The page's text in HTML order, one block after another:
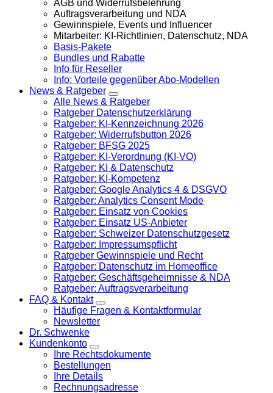
AGB und Widerrufsbelehrung
Auftragsverarbeitung und NDA
Gewinnspiele, Events und Influencer
Mitarbeiter: KI-Richtlinien, Datenschutz, NDA
Basis-Pakete
Bundles und Rabatte
Info für Reseller
Info: Vorteile gegenüber Abo-Modellen
News & Ratgeber
Alle News & Ratgeber
Ratgeber Datenschutzerklärung
Ratgeber: KI-Kennzeichnung 2026
Ratgeber: Widerrufsbutton 2026
Ratgeber: BFSG 2025
Ratgeber: KI-Verordnung (KI-VO)
Ratgeber: KI & Datenschutz
Ratgeber: KI-Kompetenz
Ratgeber: Google Analytics 4 & DSGVO
Ratgeber: Analytics Consent Mode
Ratgeber: Einsatz von Cookies
Ratgeber: Einsatz US-Anbieter
Ratgeber: Schweizer Datenschutzgesetz
Ratgeber: Impressumspflicht
Ratgeber Gewinnspiele und Recht
Ratgeber: Datenschutz im Homeoffice
Ratgeber: Geschäftsgeheimnisse & NDA
Ratgeber: Auftragsverarbeitung
FAQ & Kontakt
Häufige Fragen & Kontaktformular
Newsletter
Dr. Schwenke
Kundenkonto
Ihre Rechtsdokumente
Bestellungen
Ihre Details
Rechnungsadresse